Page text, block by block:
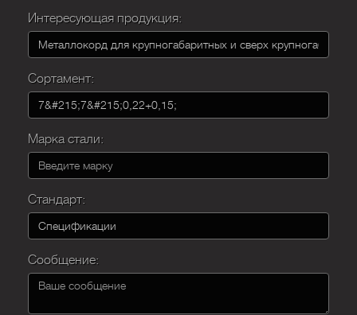
Интересующая продукция:
Сортамент:
Марка стали:
Стандарт:
Сообщение: